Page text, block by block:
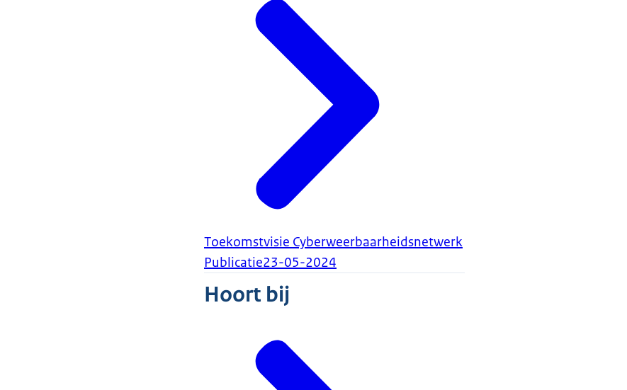
Toekomstvisie Cyberweerbaarheidsnetwerk
Publicatie23-05-2024
Hoort bij